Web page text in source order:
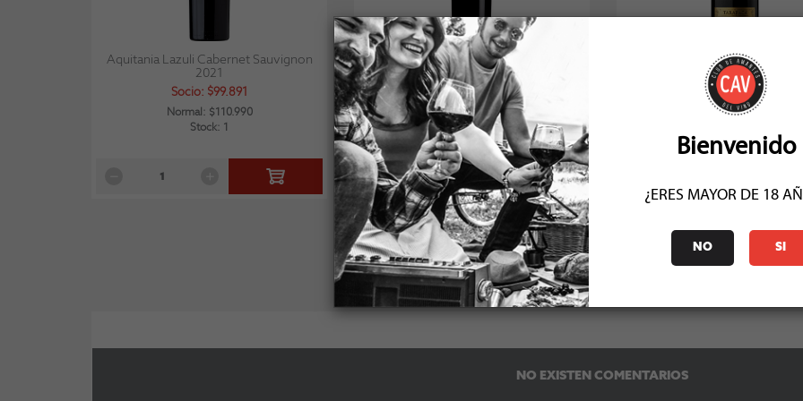
Aquitania Lazuli Cabernet Sauvignon
2021
Socio: $99.891
Normal: $110.990
Stock: 1
Francois Lurton Gran Lurton Cabernet
Sauvignon 202...
Socio: $53.091
Normal: $58.990
Stock: 16
Tarapaca Etiqueta Dorada
Sauvignon 2023
Socio: $44.991
Normal: $49.990
COMENTARIOS (0)
NO EXISTEN COMENTARIOS
Bienvenido
¿ERES MAYOR DE 18
NO SI